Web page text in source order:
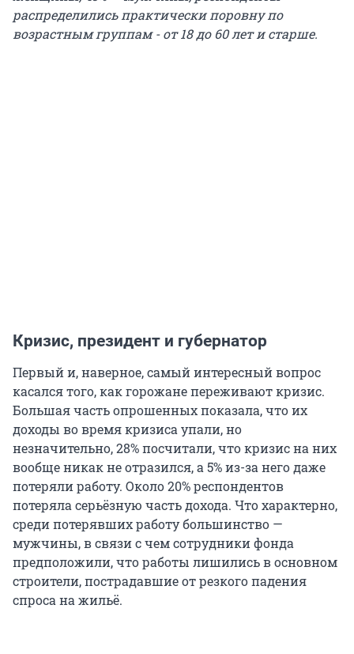
распределились практически поровну по
возрастным группам - от 18 до 60 лет и старше.
Кризис, президент и губернатор
Первый и, наверное, самый интересный вопрос
касался того, как горожане переживают кризис.
Большая часть опрошенных показала, что их
доходы во время кризиса упали, но
незначительно, 28% посчитали, что кризис на них
вообще никак не отразился, а 5% из-за него даже
потеряли работу. Около 20% респондентов
потеряла серьёзную часть дохода. Что характерно,
среди потерявших работу большинство —
мужчины, в связи с чем сотрудники фонда
предположили, что работы лишились в основном
строители, пострадавшие от резкого падения
спроса на жильё.